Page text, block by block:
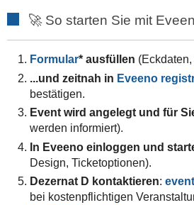
🚀 So starten Sie mit
Formular* ausfüllen
...und zeitnah in Eveeno
bestätigen.
Event wird angelegt und für
werden informiert).
In Eveeno einloggen und
Design, Ticketoptionen).
Dezernat D kontaktieren: event
bei kostenpflichtigen